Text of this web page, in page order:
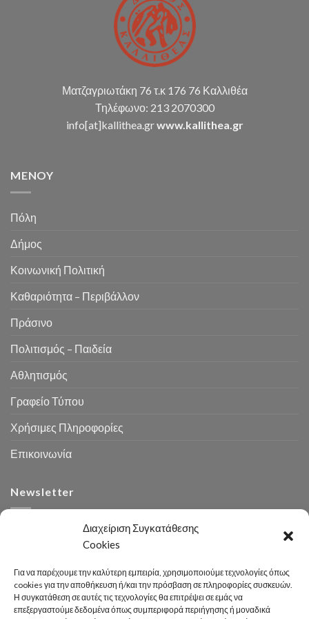
Διαχείριση Συγκατάθεσης
Cookies
Για να παρέχουμε την καλύτερη εμπειρία, χρησιμοποιούμε τεχνολογίες όπως
cookies για την αποθήκευση ή/και την πρόσβαση σε πληροφορίες συσκευών.
Η συγκατάθεση σε αυτές τις τεχνολογίες θα επιτρέψει σε εμάς να
επεξεργαστούμε δεδομένα όπως συμπεριφορά περιήγησης ή μοναδικά
Ματζαγριωτάκη 76 τ.κ 176 76 Καλλιθέα
Τηλέφωνο: 213 2070300
info[at]kallithea.grwww.kallithea.gr
MENOY
Πόλη
Δήμος
Κοινωνική Πολιτική
Καθαριότητα – Περιβάλλον
Πράσινο
Πολιτισμός – Παιδεία
Αθλητισμός
Γραφείο Τύπου
Χρήσιμες Πληροφορίες
Επικοινωνία
Newsletter
Αναζήτηση